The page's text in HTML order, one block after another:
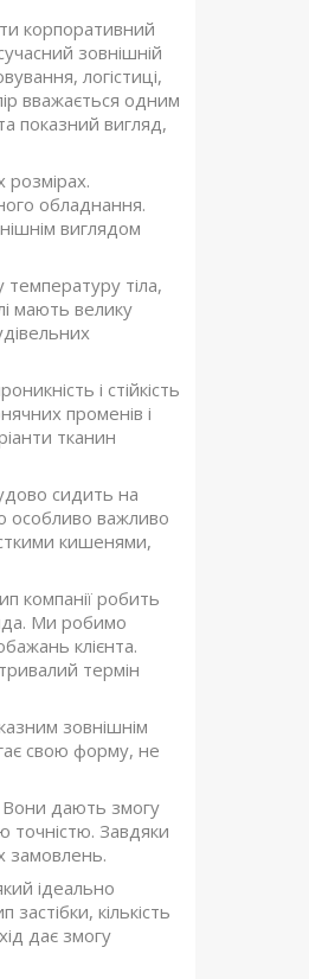
корпоративний
зовнішній
логістиці,
вважається одним
показний вигляд,
розмірах.
обладнання.
виглядом
тіла,
мають велику
і стійкість
променів і
тканин
сидить на
особливо важливо
кишенями,
компанії робить
Ми робимо
клієнта.
термін
зовнішнім
свою форму, не
Вони дають змогу
точністю. Завдяки
замовлень.
ідеально
кількість
дає змогу